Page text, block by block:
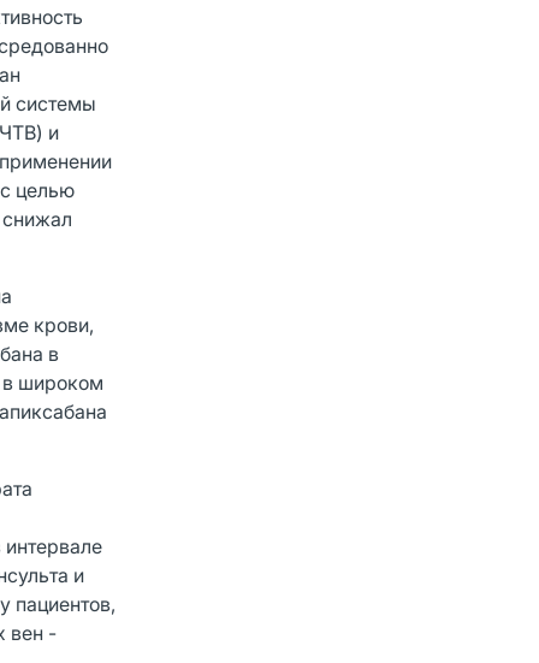
системы
и
целью
снижал
крови,
в
в широком
и
пациентов,
вен -